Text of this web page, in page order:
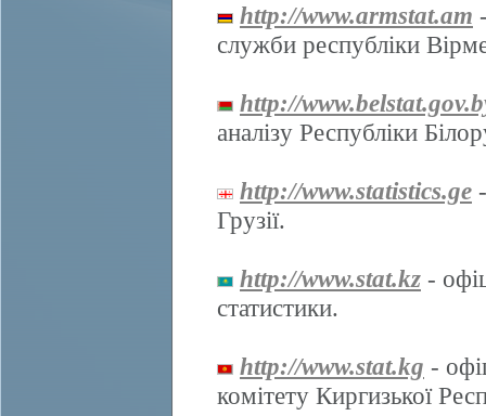
http://www.armstat.am
служби республіки
http://
аналізу Республіки
http://www.statistics.ge
Грузії.
http://www.stat.kz -
статистики.
http://www.stat.kg -
комітету Киргизької